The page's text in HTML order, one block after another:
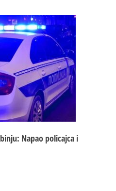
Napao policajca i